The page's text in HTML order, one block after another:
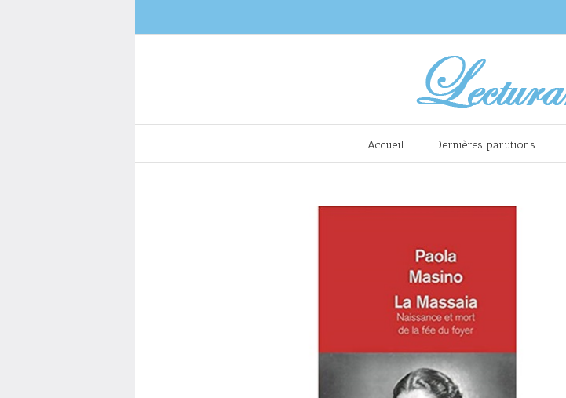
Accueil Dernières parutions